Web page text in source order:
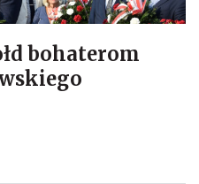
bohaterom